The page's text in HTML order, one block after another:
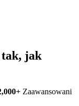
tak, jak
Zaawansowani